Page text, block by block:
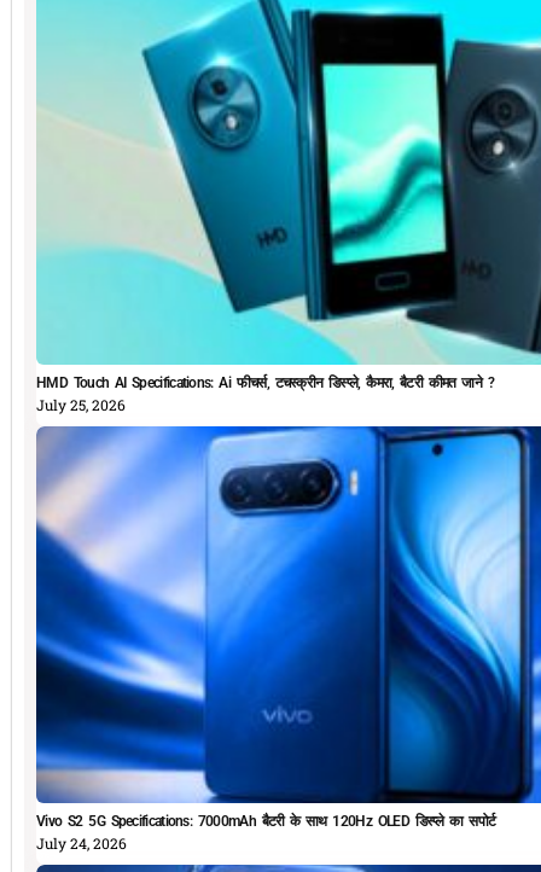
HMD Touch AI Specifications: Ai फीचर्स, टचस्क्रीन डिस्प्ले, कैमरा, बैटरी कीमत जाने ?
July 25, 2026
Vivo S2 5G Specifications: 7000mAh बैटरी के साथ 120Hz OLED डिस्प्ले का सपोर्ट
July 24, 2026